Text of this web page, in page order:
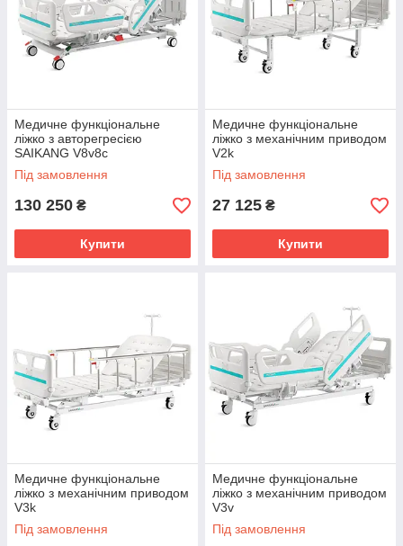
Медичне функціональне
ліжко з авторегресією
SAIKANG V8v8c
Під замовлення
130 250 ₴
Купити
Медичне функціональне
ліжко з механічним приводом
V2k
Під замовлення
27 125 ₴
Купити
Медичне функціональне
ліжко з механічним приводом
V3k
Під замовлення
Медичне функціональне
ліжко з механічним приводом
V3v
Під замовлення